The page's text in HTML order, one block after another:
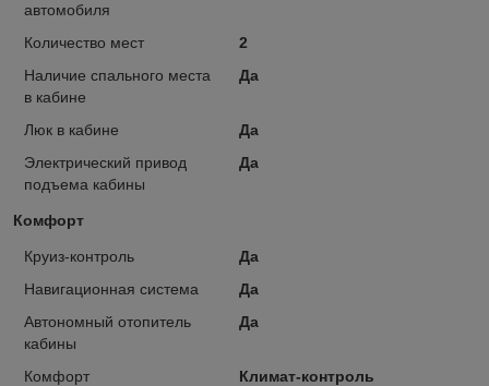
автомобиля
Количество мест
2
Наличие спального места
в кабине
Да
Люк в кабине
Да
Электрический привод
подъема кабины
Да
Комфорт
Круиз-контроль
Да
Навигационная система
Да
Автономный отопитель
кабины
Да
Комфорт Климат-контроль